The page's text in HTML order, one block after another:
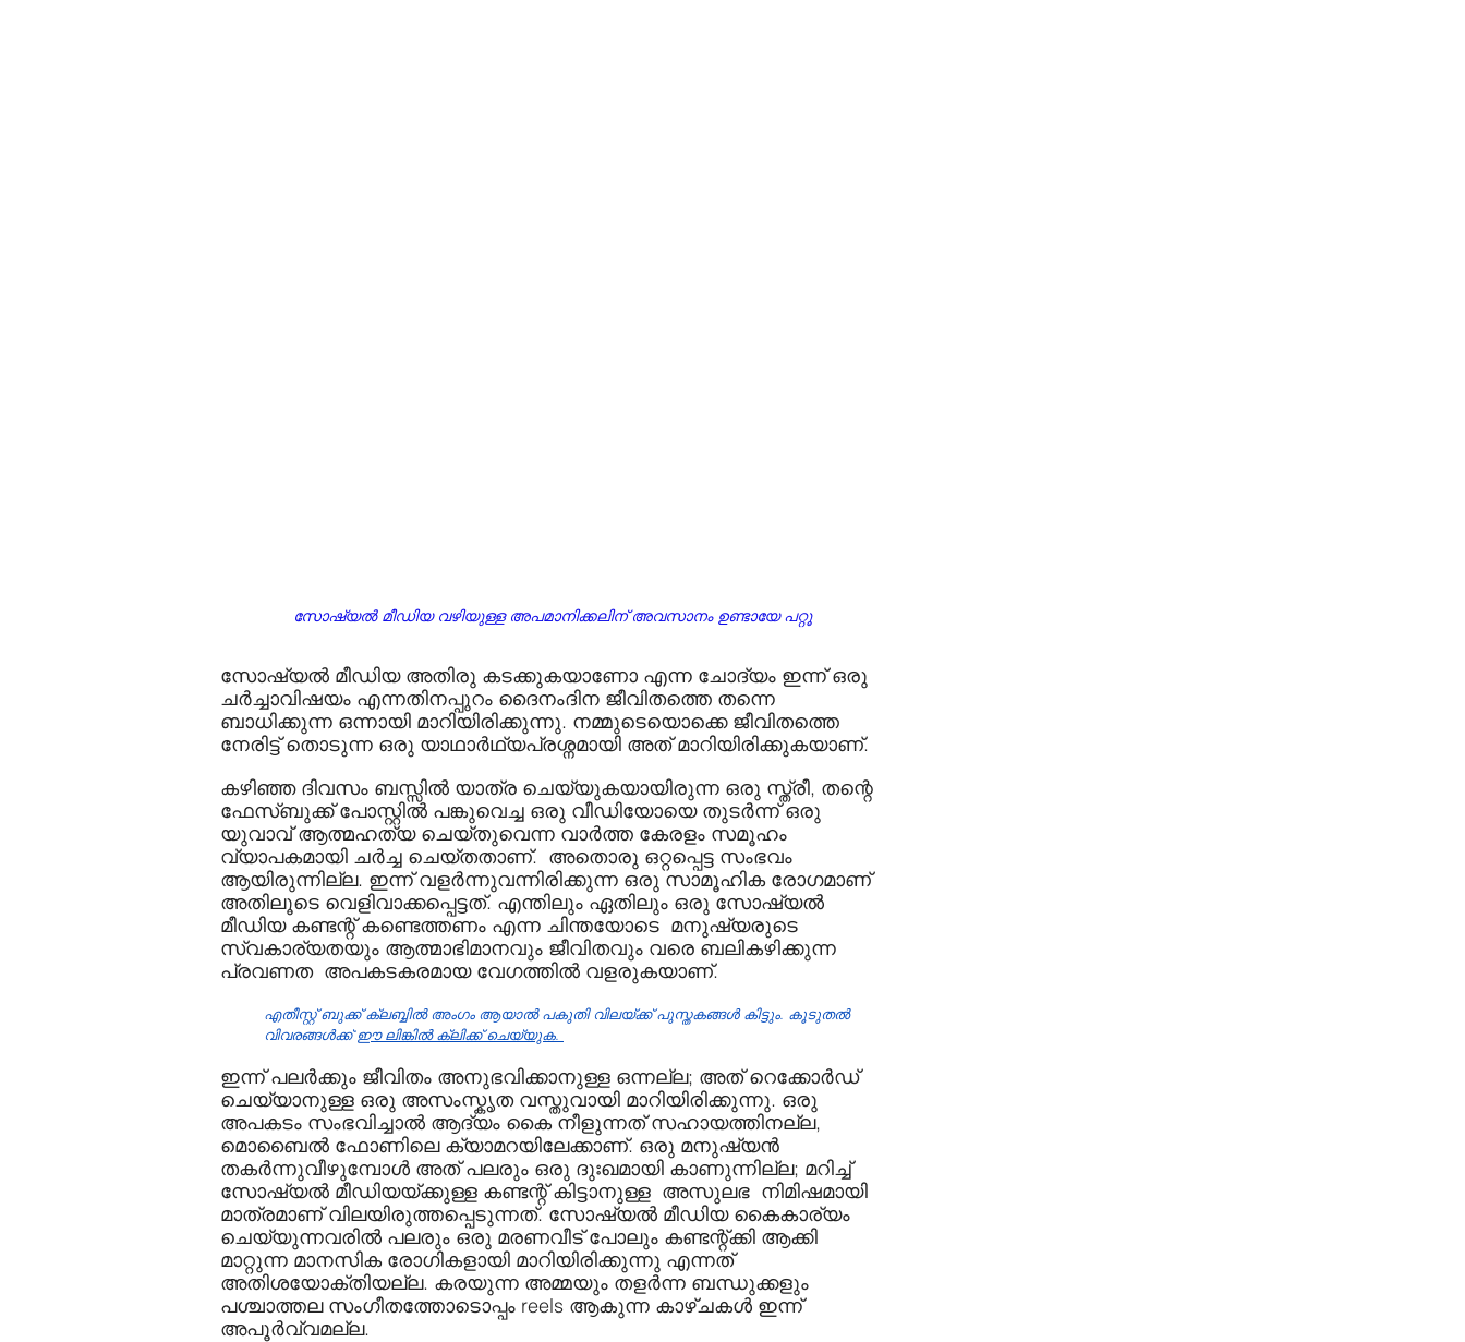
സോഷ്യൽ മീഡിയ വഴിയുള്ള അപമാനിക്കലിന് അവസാനം ഉണ്ടായേ പറ്റൂ
സോഷ്യല്‍ മീഡിയ അതിരു കടക്കുകയാണോ എന്ന ചോദ്യം ഇന്ന് ഒരു
ചർച്ചാവിഷയം എന്നതിനപ്പുറം ദൈനംദിന ജീവിതത്തെ തന്നെ
ബാധിക്കുന്ന ഒന്നായി മാറിയിരിക്കുന്നു. നമ്മുടെയൊക്കെ ജീവിതത്തെ
നേരിട്ട് തൊടുന്ന ഒരു യാഥാര്‍ഥ്യപ്രശ്നമായി അത് മാറിയിരിക്കുകയാണ്.
കഴിഞ്ഞ ദിവസം ബസ്സില്‍ യാത്ര ചെയ്യുകയായിരുന്ന ഒരു സ്ത്രീ, തന്റെ
ഫേസ്ബുക്ക് പോസ്റ്റില്‍ പങ്കുവെച്ച ഒരു വീഡിയോയെ തുടര്‍ന്ന് ഒരു
യുവാവ് ആത്മഹത്യ ചെയ്തുവെന്ന വാര്‍ത്ത കേരളം സമൂഹം
വ്യാപകമായി ചർച്ച ചെയ്തതാണ്.  അതൊരു ഒറ്റപ്പെട്ട സംഭവം
ആയിരുന്നില്ല. ഇന്ന് വളര്‍ന്നുവന്നിരിക്കുന്ന ഒരു സാമൂഹിക രോഗമാണ്
അതിലൂടെ വെളിവാക്കപ്പെട്ടത്. എന്തിലും ഏതിലും ഒരു സോഷ്യല്‍
മീഡിയ കണ്ടന്റ് കണ്ടെത്തണം എന്ന ചിന്തയോടെ  മനുഷ്യരുടെ
സ്വകാര്യതയും ആത്മാഭിമാനവും ജീവിതവും വരെ ബലികഴിക്കുന്ന
പ്രവണത  അപകടകരമായ വേഗത്തില്‍ വളരുകയാണ്.
എതീസ്റ്റ് ബുക്ക് ക്ലബ്ബിൽ അംഗം ആയാൽ പകുതി വിലയ്ക്ക് പുസ്തകങ്ങൾ കിട്ടും. കൂടുതൽ
വിവരങ്ങൾക്ക് ഈ ലിങ്കിൽ ക്ലിക്ക് ചെയ്യുക.
ഇന്ന് പലര്‍ക്കും ജീവിതം അനുഭവിക്കാനുള്ള ഒന്നല്ല; അത് റെക്കോര്‍ഡ്
ചെയ്യാനുള്ള ഒരു അസംസ്കൃത വസ്തുവായി മാറിയിരിക്കുന്നു. ഒരു
അപകടം സംഭവിച്ചാല്‍ ആദ്യം കൈ നീളുന്നത് സഹായത്തിനല്ല,
മൊബൈൽ ഫോണിലെ ക്യാമറയിലേക്കാണ്. ഒരു മനുഷ്യന്‍
തകര്‍ന്നുവീഴുമ്പോള്‍ അത് പലരും ഒരു ദുഃഖമായി കാണുന്നില്ല; മറിച്ച്
സോഷ്യൽ മീഡിയയ്ക്കുള്ള കണ്ടന്റ് കിട്ടാനുള്ള  അസുലഭ  നിമിഷമായി
മാത്രമാണ് വിലയിരുത്തപ്പെടുന്നത്. സോഷ്യല്‍ മീഡിയ കൈകാര്യം
ചെയ്യുന്നവരില്‍ പലരും ഒരു മരണവീട് പോലും കണ്ടന്റ്ക്കി ആക്കി
മാറ്റുന്ന മാനസിക രോഗികളായി മാറിയിരിക്കുന്നു എന്നത്
അതിശയോക്തിയല്ല. കരയുന്ന അമ്മയും തളര്‍ന്ന ബന്ധുക്കളും
പശ്ചാത്തല സംഗീതത്തോടൊപ്പം reels ആകുന്ന കാഴ്ചകള്‍ ഇന്ന്
അപൂര്‍വ്വമല്ല.